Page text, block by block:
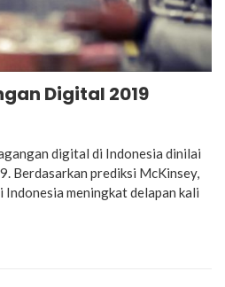
Digital 2019
digital di Indonesia dinilai
Berdasarkan prediksi McKinsey,
Indonesia meningkat delapan kali